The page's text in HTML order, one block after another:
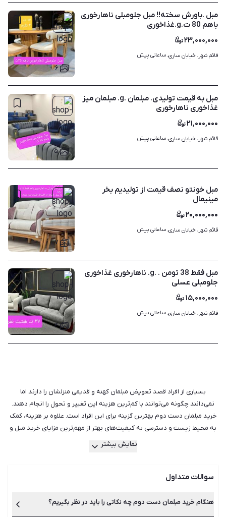
۶
مبل .باورش سخته!! مبل جلومبلی ناهارخوری
باهم 80 ت.g.غذاخوری
۲۳,۰۰۰,۰۰۰
قائم شهر، خیابان ساری، ساعاتی پیش
۵
مبل به قیمت تولیدی. مبلمان .g. مبلمان میز
غذاخوری ناهارخوری
۲۱,۰۰۰,۰۰۰
قائم شهر، خیابان ساری، ساعاتی پیش
۷
مبل خونتو نصف قیمت از تولیدیم بخر
مینیمال
۲۰,۰۰۰,۰۰۰
قائم شهر، خیابان ساری، ساعاتی پیش
۴
مبل فقط 38 تومن . .g. ناهارخوری غذاخوری
جلومبلی عسلی
۱۵,۰۰۰,۰۰۰
قائم شهر، خیابان ساری، ساعاتی پیش
بسیاری از افراد قصد تعویض مبلمان کهنه و قدیمی منزلشان را دارند اما
نمی‌دانند چگونه می‌توانند با کم‌ترین هزینه این تغییر و تحول را انجام دهند.
خرید مبلمان دست دوم بهترین گزینه برای این افراد است. علاوه بر هزینه، کمک
به محیط زیست و دسترسی به کیفیت‌های بهتر از مهم‌ترین مزایای خرید مبل و
لوازم چوبی دست دوم است. البته باید دقت کنید که برای خرید مبلمان دست
به رویه مبل دقت کنید تا پستی و بلندی نداشته باشد. در انتخاب جنس پارچه
است بعد از مدتی چروک، نخ‌کش یا پوسته‌پوسته شود. برای خریدی مطمئن‌تر
نمایش بیشتر
سوالات متداول
هنگام خرید مبلمان دست دوم چه نکاتی را باید در نظر بگیریم؟